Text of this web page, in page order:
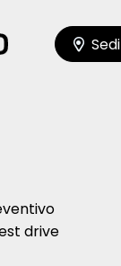
Sedi
drive